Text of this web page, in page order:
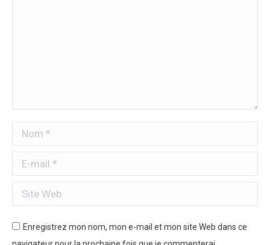
Nom *
E-mail *
Site Web
Enregistrez mon nom, mon e-mail et mon site Web dans ce